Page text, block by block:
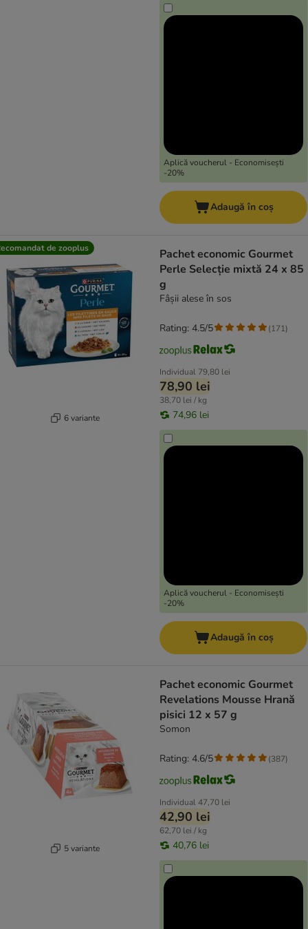
Aplică voucherul - Economisești
-20%
Adaugă în coș
de zooplus
6 variante
Pachet economic Gourmet
Perle Selecție mixtă 24 x 85
g
Fâșii alese în sos
Individual 79,80 lei
78,90 lei
38,70 lei / kg
74,96 lei
Aplică voucherul - Economisești
-20%
Rating: 4.5/5 (171)
Adaugă în coș
5 variante
Pachet economic Gourmet
Revelations Mousse Hrană
pisici 12 x 57 g
Somon
Individual47,70 lei
42,90 lei
62,70 lei / kg
40,76 lei
Rating: 4.6/5 (387)